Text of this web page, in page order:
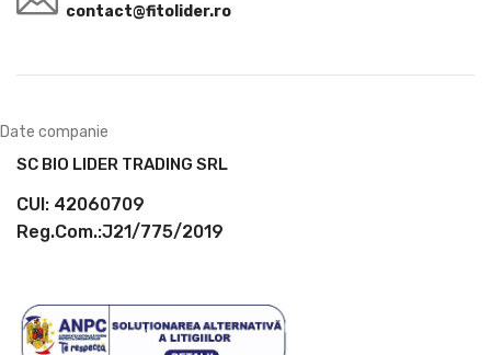
contact@fitolider.ro
Date companie
SC BIO LIDER TRADING SRL
CUI: 42060709
Reg.Com.:J21/775/2019